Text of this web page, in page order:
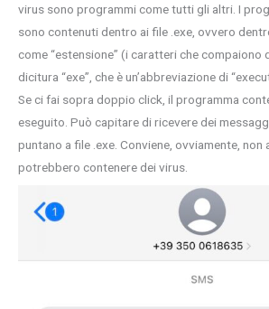
virus sono programmi come tutti gli altri. I
sono contenuti dentro ai file .exe, ovvero
come “estensione” (i caratteri che compaiono
dicitura “exe”, che è un’abbreviazione di
Se ci fai sopra doppio click, il programma
eseguito. Può capitare di ricevere dei
puntano a file .exe. Conviene, ovviamente, non
potrebbero contenere dei virus.